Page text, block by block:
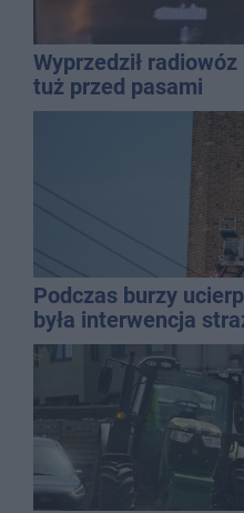
Wyprzedził
tuż przed pasami
Podczas burzy
była interwencja